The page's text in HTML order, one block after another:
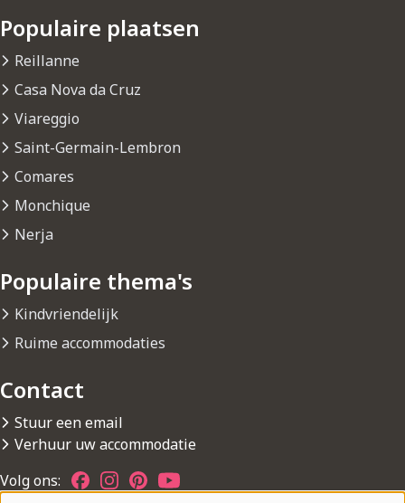
Populaire plaatsen
Reillanne
Casa Nova da Cruz
Viareggio
Saint-Germain-Lembron
Comares
Monchique
Nerja
Populaire thema's
Kindvriendelijk
Ruime accommodaties
Contact
Stuur een email
Verhuur uw accommodatie
Volg ons: